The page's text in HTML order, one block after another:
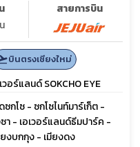
สายการบิน
บินตรงเชียงใหม่
อร์แลนด์ SOKCHO EYE
ซกโซ - ซกโซไนท์มาร์เก็ต -
- เอเวอร์แลนด์ธีมปาร์ค -
งบกกุง - เมียงดง